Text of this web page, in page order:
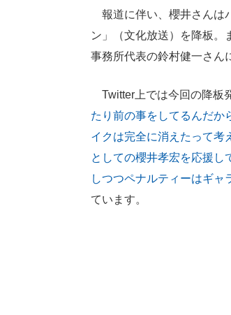
報道に伴い、櫻井さんは
ン」（文化放送）を降板。
事務所代表の鈴村健一さん
Twitter上では今回の降板
たり前の事をしてるんだか
イクは完全に消えたって考
としての櫻井孝宏を応援し
しつつペナルティーはギャ
ています。